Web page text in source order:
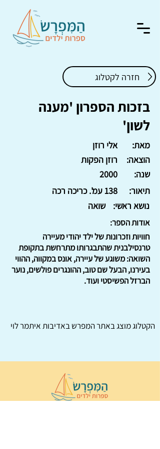
חזרה לקטלוג
בזכות הספרון 'מענה
לשון'
אלי רוזן
מאת:
רוזן הפקות
הוצאה:
2000
שנה:
138 עמ'. כריכה רכה
תיאור:
שואה
נושא ראשי:
אודות הספר:
חוויות וזכרונות של ילד יהודי מעיירה
טרנסילבנית שהתבגרותו מתרחשת בתקופת
השואה: משוגע של עיירה, אונס במקווה, ההווי
בעירנו, הבעל שם טוב, ההונגרים פולשים, נוער
הברזל הפשיסטי ועוד.
הקטלוג מוצג באתרהמפרשבאדיבות איתמר לוי